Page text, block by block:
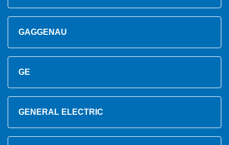
GAGGENAU
GE
GENERAL ELECTRIC